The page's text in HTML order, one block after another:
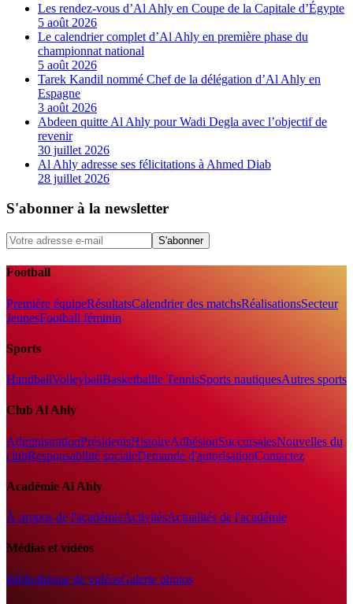
Les rendez-vous d’Al Ahly en Coupe de la Capitale d’Égypte
5 août 2026
Le calendrier complet d’Al Ahly en première phase du
championnat national
5 août 2026
Tarek Kandil nommé Chef de la délégation d’Al Ahly en
Espagne
3 août 2026
Abdeen quitte Al Ahly pour Wadi Degla avec l’objectif de
revenir
30 juillet 2026
Al Ahly adresse ses félicitations à Ahmed Diab
28 juillet 2026
S'abonner à la newsletter
S'abonner
Football
Première équipeRésultatsCalendrier des matchsRéalisationsSecteur
JeunesFootball féminin
Sports
HandballVolleyballBasketballle TennisSports nautiquesAutres sports
Club Al Ahly
AdministrationPrésidentsHistoireAdhésionSuccursalesNouvelles du
clubResponsabilité socialeDemande d'autorisationContactez
Académie Al Ahly
À propos de l'académieActivitésActualités de l'académie
Médias et vidéos
Bibliothèque de vidéosGalerie photos